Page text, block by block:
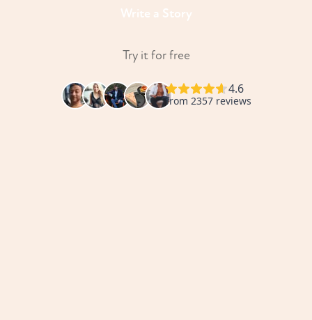
Write a Story
Try it for free